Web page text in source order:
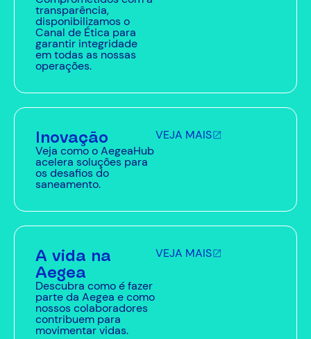
transparência,
disponibilizamos o
Canal de Ética para
garantir integridade
em todas as nossas
operações.
Inovação
Veja como o AegeaHub
acelera soluções para
os desafios do
saneamento.
VEJA MAIS
A vida na
Aegea
Descubra como é fazer
parte da Aegea e como
nossos colaboradores
contribuem para
movimentar vidas.
VEJA MAIS